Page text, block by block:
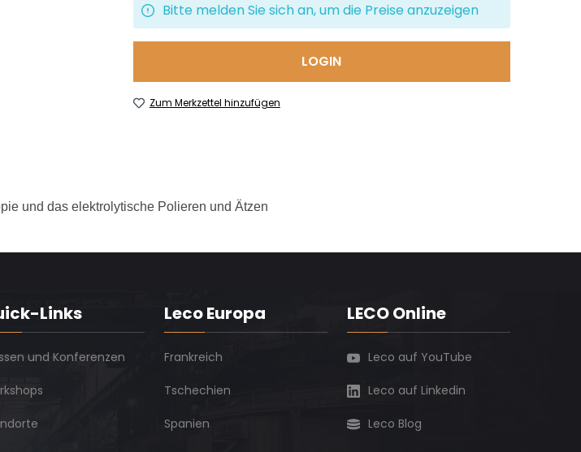
Bitte melden Sie sich an, um die Preise anzuzeigen
LOGIN
Zum Merkzettel hinzufügen
und das elektrolytische Polieren und Ätzen
Links
und Konferenzen
Leco Europa
Frankreich
Tschechien
Spanien
LECO Online
Leco auf YouTube
Leco auf Linkedin
Leco Blog